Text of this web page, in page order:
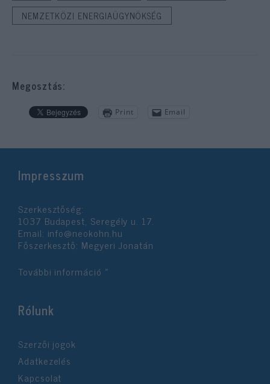
NEMZETKÖZI ENERGIAÜGYNÖKSÉG
Megosztás:
Print Email
Impresszum
Szerkesztőség:
1037 Budapest, Seregély u. 17.
Email: info@neokohn.hu
Főszerkesztő: Megyeri Jonatán
További információ »
Rólunk
Szerzői jogok
Adatkezelés
Kapcsolat